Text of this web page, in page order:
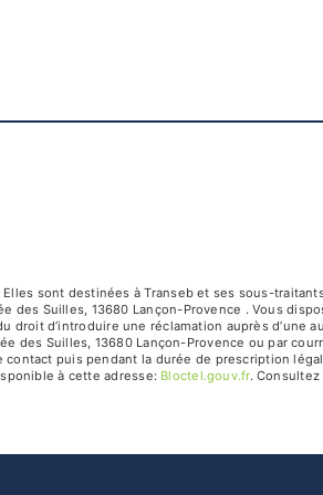
sont destinées à Transeb et ses sous-
des Suilles, 13680 Lançon-Provence . Vous
droit d’introduire une réclamation auprès d’une
des Suilles, 13680 Lançon-Provence ou par
puis pendant la durée de prescription
à cette adresse:
Bloctel.gouv.fr. Consultez